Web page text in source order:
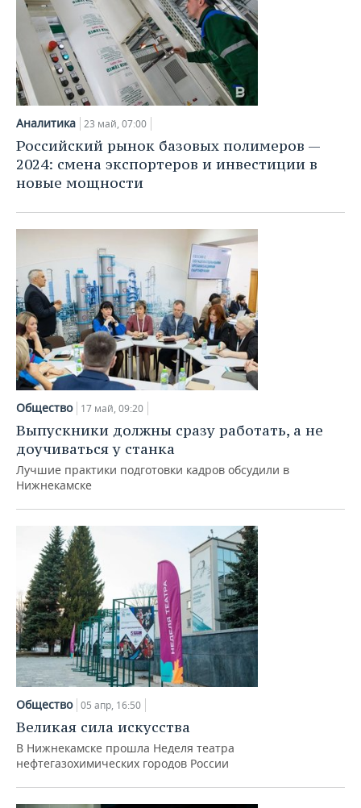
Аналитика 23 май, 07:00
Российский рынок базовых полимеров —
2024: смена экспортеров и инвестиции в
новые мощности
Общество 17 май, 09:20
Выпускники должны сразу работать, а не
доучиваться у станка
Лучшие практики подготовки кадров обсудили в
Нижнекамске
Общество 05 апр, 16:50
Великая сила искусства
В Нижнекамске прошла Неделя театра
нефтегазохимических городов России